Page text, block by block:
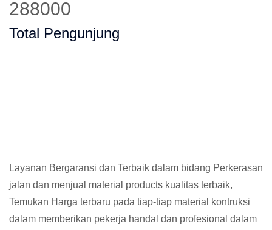
371368
Total Pengunjung
Layanan Bergaransi dan Terbaik dalam bidang Perkerasan
jalan dan menjual material products kualitas terbaik,
Temukan Harga terbaru pada tiap-tiap material kontruksi
dalam memberikan pekerja handal dan profesional dalam